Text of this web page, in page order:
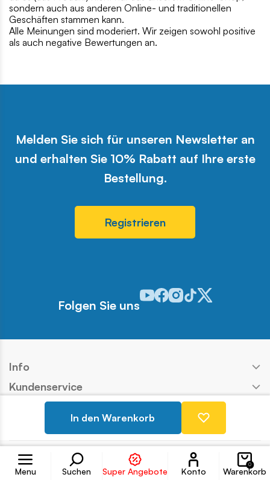
Menu Suchen Super Angebote
Konto
Konto
0
Warenkorb
In den Warenkorb
sondern auch aus anderen Online- und traditionellen
Geschäften stammen kann.
Alle Meinungen sind moderiert. Wir zeigen sowohl positive
als auch negative Bewertungen an.
Melden Sie sich für unseren Newsletter an
und erhalten Sie 10% Rabatt auf Ihre erste
Bestellung.
Registrieren
Folgen Sie uns
Odwiedź nasz profil w serwisie
Odwiedź nasz profil w
Odwiedź nasz profil w
Odwiedź nasz profil
Odwiedź nasz
Info
Kundenservice
Copyright © COBI SA Ausführung: Ideo